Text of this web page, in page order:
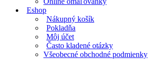
Eshop
Nákupný košík
Pokladňa
Môj účet
Často kladené otázky
Všeobecné obchodné podmienky